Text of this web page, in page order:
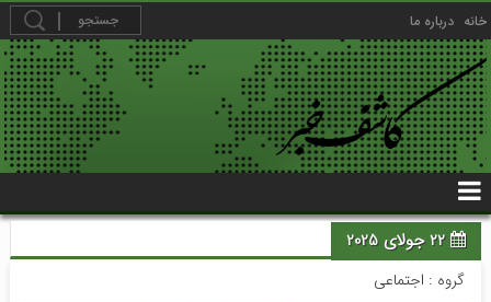
خانه درباره ما
22 جولای 2025
گروه : اجتماعی